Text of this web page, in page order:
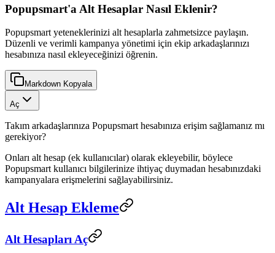
Popupsmart'a Alt Hesaplar Nasıl Eklenir?
Popupsmart yeteneklerinizi alt hesaplarla zahmetsizce paylaşın.
Düzenli ve verimli kampanya yönetimi için ekip arkadaşlarınızı
hesabınıza nasıl ekleyeceğinizi öğrenin.
Markdown Kopyala
Aç
Takım arkadaşlarınıza Popupsmart hesabınıza erişim sağlamanız mı
gerekiyor?
Onları alt hesap (ek kullanıcılar) olarak ekleyebilir, böylece
Popupsmart kullanıcı bilgilerinize ihtiyaç duymadan hesabınızdaki
kampanyalara erişmelerini sağlayabilirsiniz.
Alt Hesap Ekleme
Alt Hesapları Aç